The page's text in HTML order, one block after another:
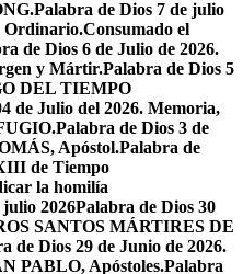
Palabra de Dios 7 de julio
Ordinario.Consumado el
de Dios 6 de Julio de 2026.
y Mártir.Palabra de Dios 5
DEL TIEMPO
de Julio del 2026. Memoria,
Palabra de Dios 3 de
Apóstol.Palabra de
de Tiempo
la homilía
julio 2026Palabra de Dios 30
SANTOS MÁRTIRES DE
de Dios 29 de Junio de 2026.
PABLO, Apóstoles.Palabra